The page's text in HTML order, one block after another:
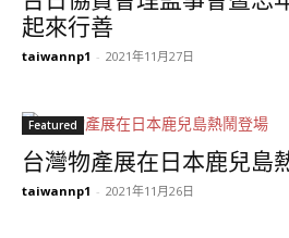
起來行善
taiwannp1 - 2021年11月27日
Featured
台灣物產展在日本鹿兒島
taiwannp1 - 2021年11月26日